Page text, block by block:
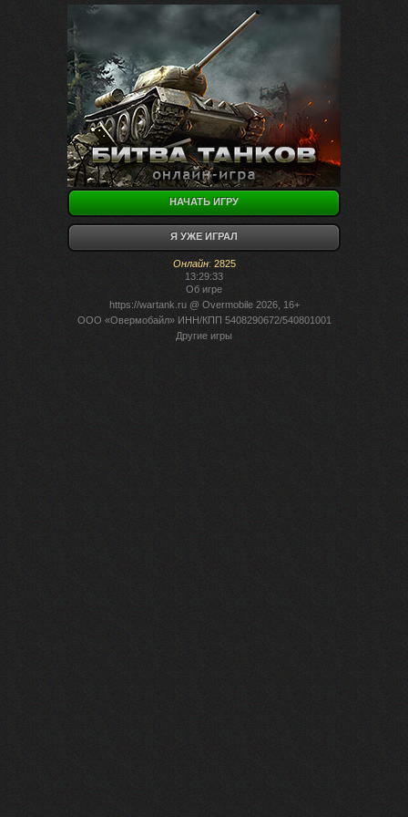
НАЧАТЬ ИГРУ
Я УЖЕ ИГРАЛ
Онлайн: 2825
13:29:33
Об игре
https://wartank.ru@ Overmobile 2026, 16+
ООО «Овермобайл» ИНН/КПП 5408290672/540801001
Другие игры